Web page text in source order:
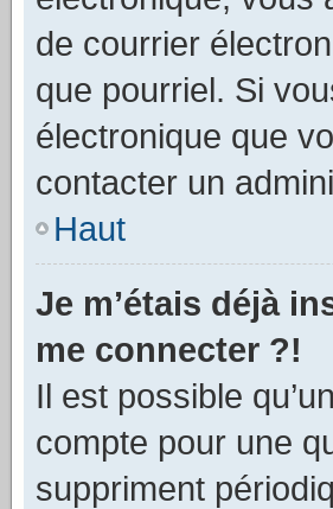
de courrier
que pourriel. Si
électronique que
contacter un
Haut
Je m’étais déjà
me connecter ?!
Il est possible
compte pour une
suppriment